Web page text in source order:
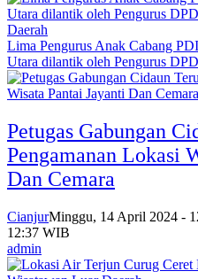
Daerah
Lima Pengurus Anak Cabang
Utara dilantik oleh Pengurus
Petugas Gabungan
Pengamanan Lokasi
Dan Cemara
CianjurMinggu, 14 April 2024 -
12:37 WIB
admin